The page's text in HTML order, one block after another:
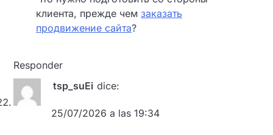
клиента, прежде чем заказать
продвижение сайта?
Responder
tsp_suEi dice:
25/07/2026 a las 19:34